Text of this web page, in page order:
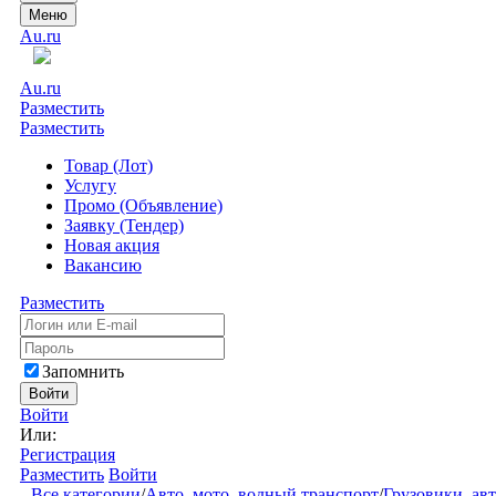
Меню
Au.ru
Au.ru
Разместить
Разместить
Товар (Лот)
Услугу
Промо (Объявление)
Заявку (Тендер)
Новая акция
Вакансию
Разместить
Запомнить
Войти
Войти
Или:
Регистрация
Разместить Войти